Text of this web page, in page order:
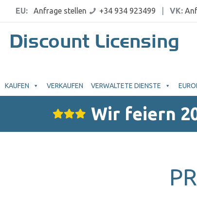
EU: Anfrage stellen +34 934 923499 VK:
KAUFEN VERKAUFEN VERWALTETE DIENSTE
Wir feiern